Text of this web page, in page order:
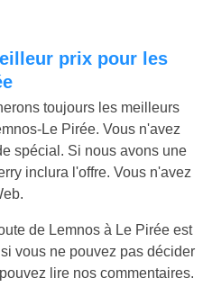
toujours les meilleurs
Le Pirée. Vous n'avez
spécial. Si nous avons une
inclura l'offre. Vous n'avez
de Lemnos à Le Pirée est
vous ne pouvez pas décider
lire nos commentaires.